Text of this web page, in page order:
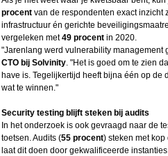
procentvan de respondenten exact inzicht
infrastructuur én gerichte
vergeleken met49 procentin 2020.
"Jarenlang werd vulnerability management
CTO bij Solvinity. "Het is goed om te zien
have is. Tegelijkertijd heeft bijna één op de
wat te winnen."
Security testing blijft steken bij audits
In het onderzoek is ook gevraagd naar de
toetsen. Audits (55 procent) steken met
laat dit doen door gekwalificeerde